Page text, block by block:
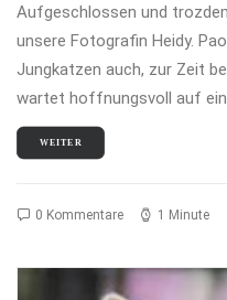
Aufgeschlossen und
unsere Fotografin Heidy.
Jungkatzen auch, zur Zeit
wartet hoffnungsvoll auf ein
WEITER
0 Kommentare 1 Minute